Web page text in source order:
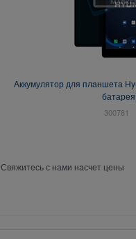
Аккумулятор для планшета
300781
Свяжитесь с нами насчет цены